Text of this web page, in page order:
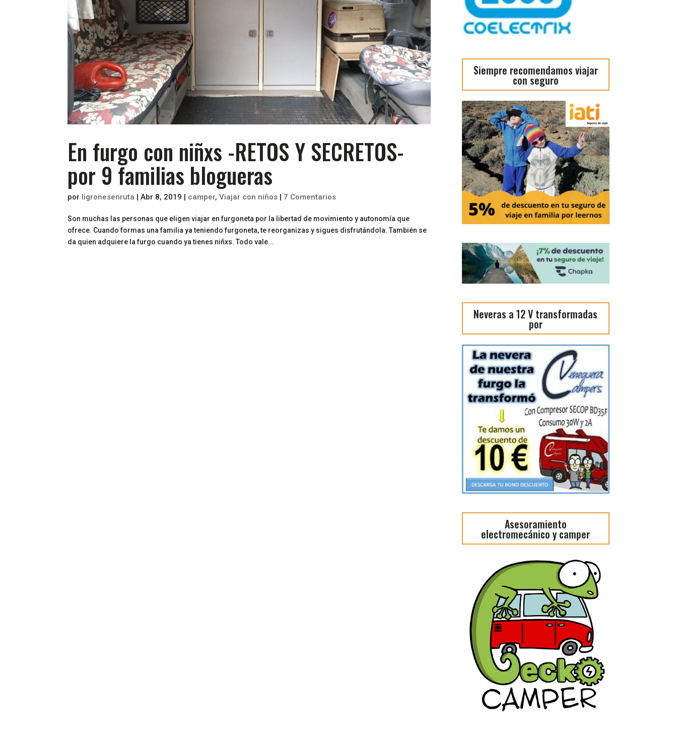
En furgo con niñxs -RETOS Y SECRETOS-
por 9 familias blogueras
por ligronesenruta |Abr 8, 2019 camper,Viajar con niños 7 Comentarios
Son muchas las personas que eligen viajar en furgoneta por la libertad de movimiento y autonomía que
ofrece. Cuando formas una familia ya teniendo furgoneta, te reorganizas y sigues disfrutándola. También se
da quien adquiere la furgo cuando ya tienes niñxs. Todo vale...
Siempre recomendamos viajar
con seguro
Neveras a 12 V transformadas
por
Asesoramiento
electromecánico y camper